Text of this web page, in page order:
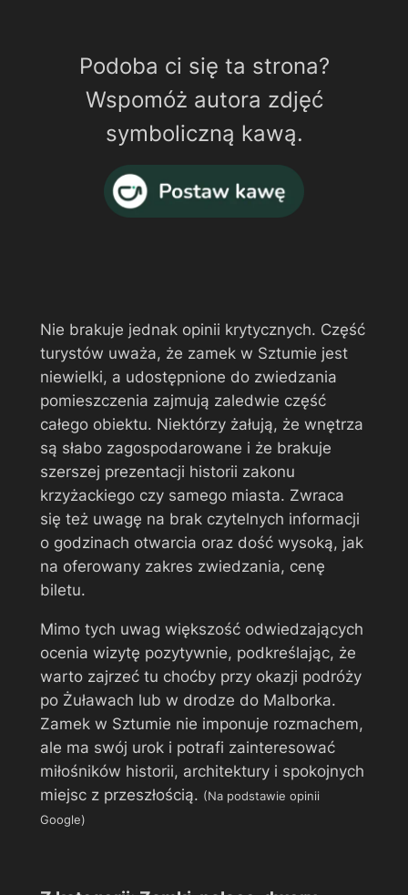
Podoba ci się ta strona?
Wspomóż autora zdjęć
symboliczną kawą.
Nie brakuje jednak opinii krytycznych. Część
turystów uważa, że zamek w Sztumie jest
niewielki, a udostępnione do zwiedzania
pomieszczenia zajmują zaledwie część
całego obiektu. Niektórzy żałują, że wnętrza
są słabo zagospodarowane i że brakuje
szerszej prezentacji historii zakonu
krzyżackiego czy samego miasta. Zwraca
się też uwagę na brak czytelnych informacji
o godzinach otwarcia oraz dość wysoką, jak
na oferowany zakres zwiedzania, cenę
biletu.
Mimo tych uwag większość odwiedzających
ocenia wizytę pozytywnie, podkreślając, że
warto zajrzeć tu choćby przy okazji podróży
po Żuławach lub w drodze do Malborka.
Zamek w Sztumie nie imponuje rozmachem,
ale ma swój urok i potrafi zainteresować
miłośników historii, architektury i spokojnych
miejsc z przeszłością. (Na podstawie opinii
Google)